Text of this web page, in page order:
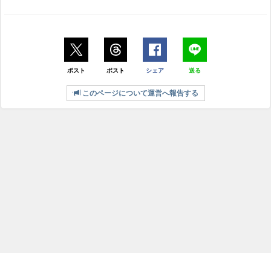
ポスト ポスト シェア 送る
このページについて運営へ報告する